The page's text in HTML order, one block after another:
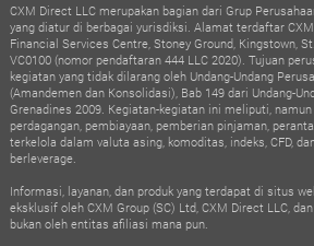
CXM Direct LLC merupakan bagian dari Grup
yang diatur di berbagai yurisdiksi. Alamat terdaftar
Financial Services Centre, Stoney Ground, Kingstown,
VC0100 (nomor pendaftaran 444 LLC 2020). Tujuan
kegiatan yang tidak dilarang oleh Undang-Undang
(Amandemen dan Konsolidasi), Bab 149 dari Undang-
Grenadines 2009. Kegiatan-kegiatan ini meliputi,
perdagangan, pembiayaan, pemberian pinjaman,
terkelola dalam valuta asing, komoditas, indeks, CFD,
berleverage.
Informasi, layanan, dan produk yang terdapat di situs
eksklusif oleh CXM Group (SC) Ltd, CXM Direct LLC,
bukan oleh entitas afiliasi mana pun.